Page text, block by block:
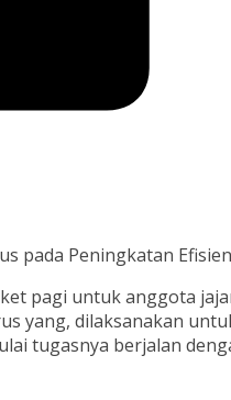
pada Peningkatan
pagi untuk anggota
yang, dilaksanakan
tugasnya berjalan